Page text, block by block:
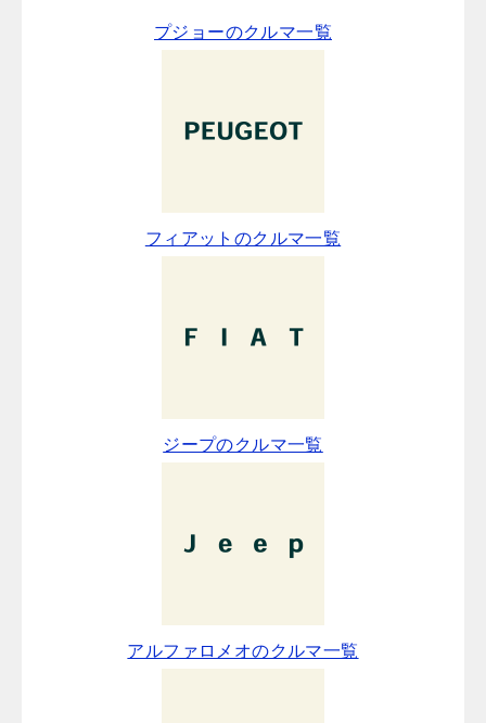
プジョーのクルマ一覧
フィアットのクルマ一覧
ジープのクルマ一覧
アルファロメオのクルマ一覧